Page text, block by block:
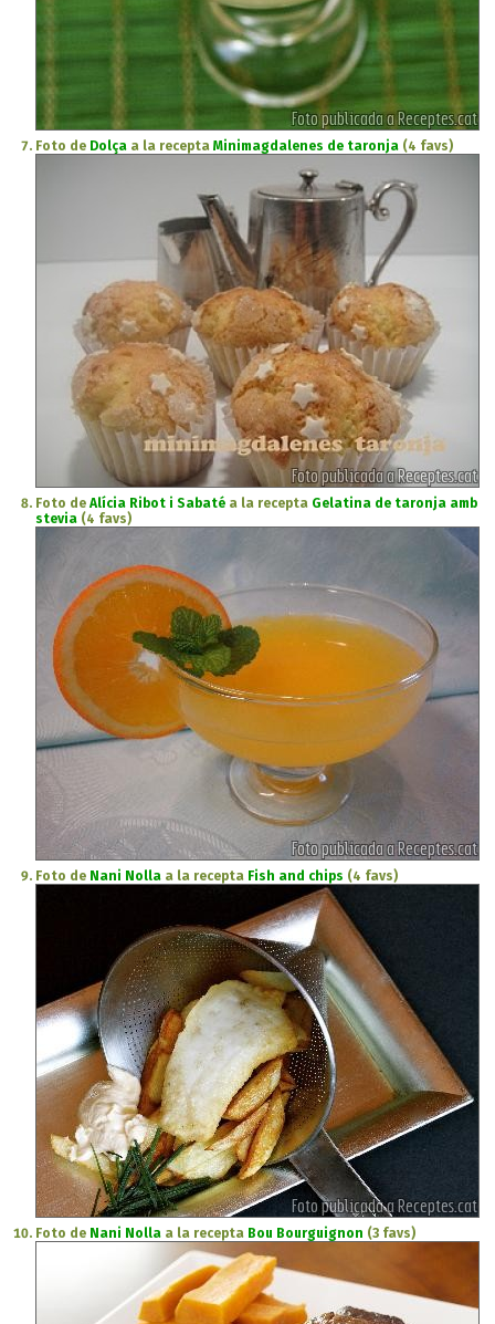
Foto de Dolça a la recepta Minimagdalenes de taronja (4 favs)
Foto de Alícia Ribot i Sabaté a la recepta Gelatina de taronja amb
stevia (4 favs)
Foto de Nani Nolla a la recepta Fish and chips (4 favs)
Foto de Nani Nolla a la recepta Bou Bourguignon (3 favs)